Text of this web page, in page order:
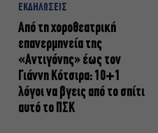
ΕΚΔΗΛΩΣΕΙΣ
Από τη χοροθεατρική
επανερμηνεία της
«Αντιγόνης» έως τον
Γιάννη Κότσιρα: 10+1
λόγοι να βγεις από το σπίτι
αυτό το ΠΣΚ